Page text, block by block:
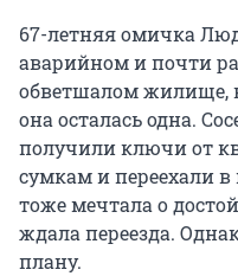
67-летняя омичка
аварийном и почти
обветшалом жилище,
она осталась одна.
получили ключи от
сумкам и переехали
тоже мечтала о
ждала переезда.
плану.